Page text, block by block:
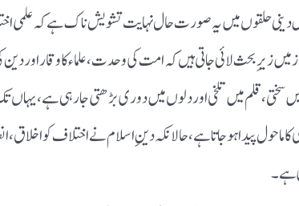
حلقوں میں یہ صورت حال نہایت تشویش ناک ہے کہ علمی
میں زیرِ بحث لائی جاتی ہیں کہ امت کی وحدت، علماء کا وقار
سختی، قلم میں تلخی اور دلوں میں دوری بڑھتی جا رہی ہے،
کا ماحول پیدا ہو جاتا ہے، حالانکہ دینِ اسلام نے اختلاف کو
ہے۔